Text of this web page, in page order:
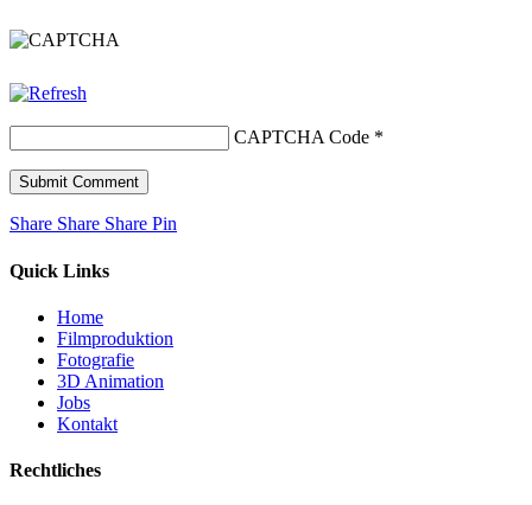
CAPTCHA Code *
Share
Share Share Share Pin
Quick Links
Home
Filmproduktion
Fotografie
3D Animation
Jobs
Kontakt
Rechtliches